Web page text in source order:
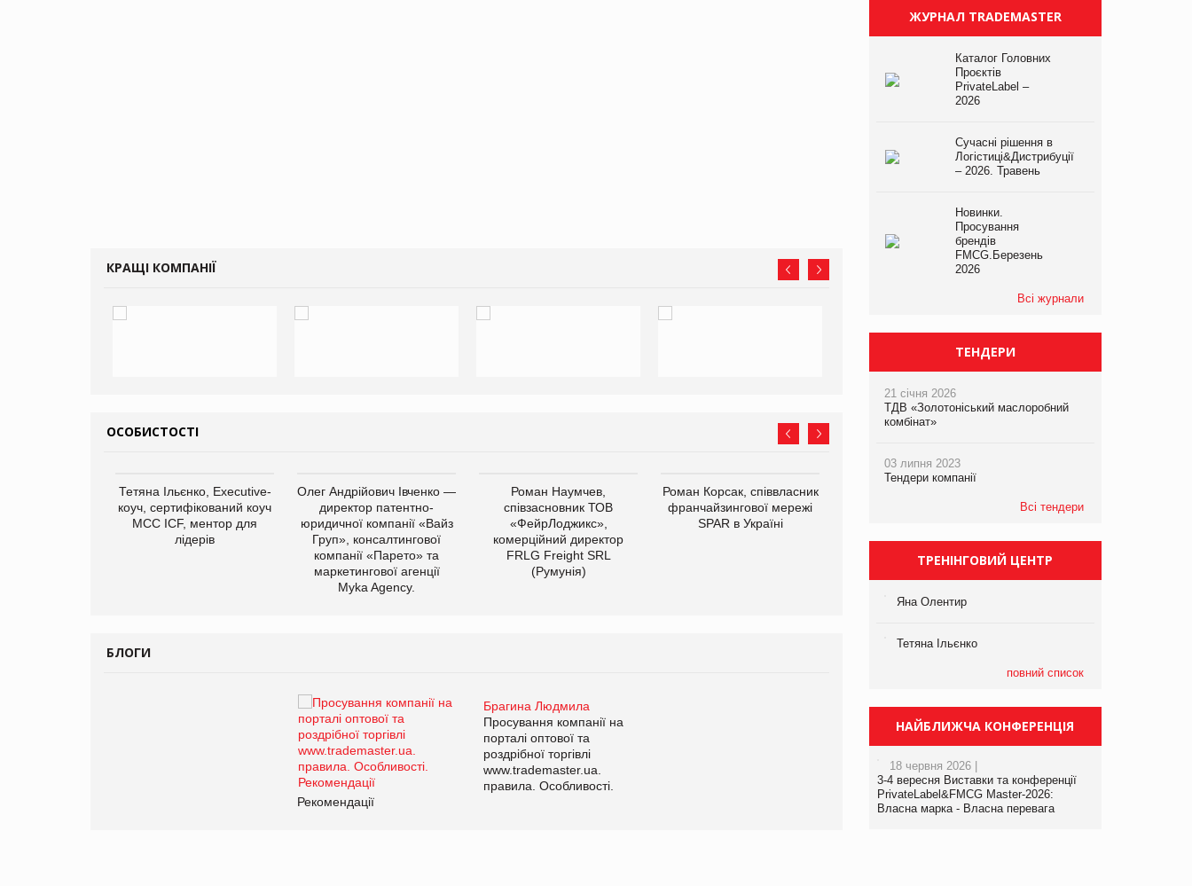
КРАЩІ КОМПАНІЇ
ОСОБИСТОСТІ
Тетяна Ільєнко, Executive-
коуч, сертифікований коуч
МСС ICF, ментор для
лідерів
Олег Андрійович Івченко —
директор патентно-
юридичної компанії «Вайз
Груп», консалтингової
компанії «Парето» та
маркетингової агенції
Myka Agency.
Роман Наумчев,
співзасновник ТОВ
«ФейрЛоджикс»,
комерційний директор
FRLG Freight SRL
(Румунія)
Роман Корсак, співвласник
франчайзингової мережі
SPAR в Україні
виробництва
компанії «УкраМарин»
БЛОГИ
Брагина Людмила
Просування компанії на
порталі оптової та
роздрібної торгівлі
www.trademaster.ua.
правила. Особливості.
Рекомендації
Брагина Людмила
Просування компанії на
www.trademaster.ua.
правила. Особливості.
ЖУРНАЛ TRADEMASTER
Каталог Головних
Проєктів
PrivateLabel –
2026
Сучасні рішення в
Логістиці&Дистрибуції
– 2026. Травень
Новинки.
Просування
брендів
FMCG.Березень
2026
Всі журнали
ТЕНДЕРИ
21 січня 2026
ТДВ «Золотоніський маслоробний
комбінат»
03 липня 2023
Тендери компанії
Всі тендери
ТРЕНІНГОВИЙ ЦЕНТР
Яна Олентир
Тетяна Ільєнко
повний список
НАЙБЛИЖЧА КОНФЕРЕНЦІЯ
18 червня 2026 |
3-4 вересня Виставки та конференції
PrivateLabel&FMCG Master-2026:
Власна марка - Власна перевага